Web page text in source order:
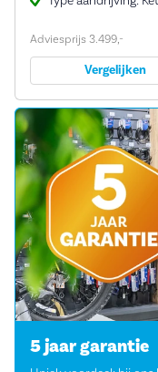
Adviesprijs 3.499,-
Vergelijken
5 jaar garantie